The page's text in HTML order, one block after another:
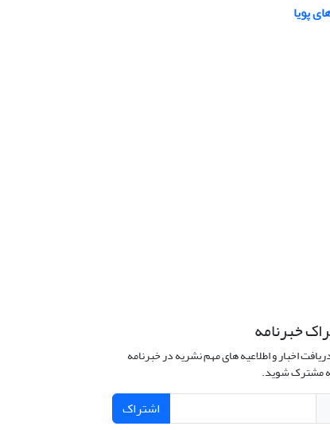
پویا
خبرنامه
اخبار و اطلاعیه های مهم نشریه در خبرنامه
مشترک شوید.
اشتراک